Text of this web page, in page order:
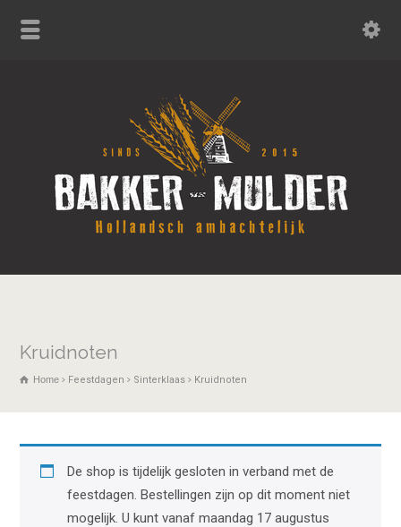
Kruidnoten
Home Feestdagen Sinterklaas Kruidnoten
De shop is tijdelijk gesloten in verband met de
feestdagen. Bestellingen zijn op dit moment niet
mogelijk. U kunt vanaf maandag 17 augustus